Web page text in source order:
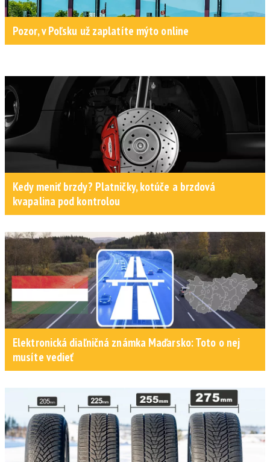
Pozor, v Poľsku už zaplatíte mýto online
Kedy meniť brzdy? Platničky, kotúče a brzdová
kvapalina pod kontrolou
Elektronická diaľničná známka Maďarsko: Toto o nej
musíte vedieť